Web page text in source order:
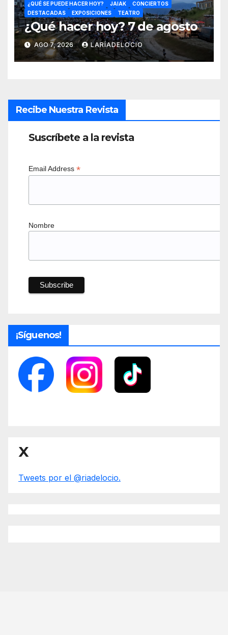
¿QUÉ SE PUEDE HACER HOY?
JAIAK
CONCIERTOS
DESTACADAS
EXPOSICIONES TEATRO
¿Qué hacer hoy? 7 de agosto
AGO 7, 2026 LARÍADELOCIO
Recibe Nuestra Revista
Suscríbete a la revista
Email Address *
Nombre
¡Síguenos!
X
Tweets por el @riadelocio.